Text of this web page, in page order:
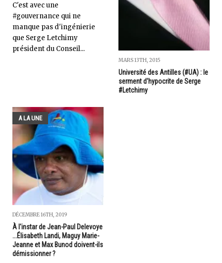
C'est avec une
#gouvernance qui ne
manque pas d'ingénierie
que Serge Letchimy
président du Conseil...
MARS 13TH, 2015
Université des Antilles (#UA) : le
serment d'hypocrite de Serge
#Letchimy
A LA UNE
DÉCEMBRE 16TH, 2019
À l'instar de Jean-Paul Delevoye
...Élisabeth Landi, Maguy Marie-
Jeanne et Max Bunod doivent-ils
démissionner ?